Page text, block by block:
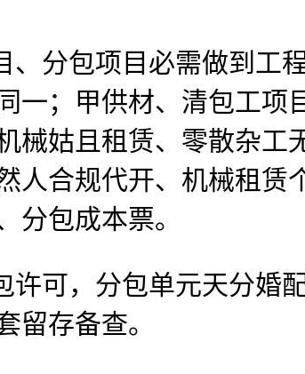
分包项目必需做到工
；甲供材、清包工项
械姑且租赁、零散杂工
合规代开、机械租赁
分包成本票。
可，分包单元天分婚
留存备查。